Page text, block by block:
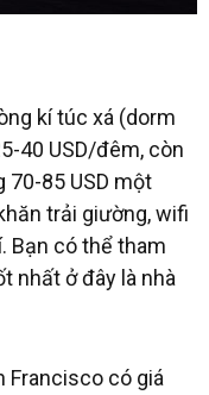
kí túc xá (dorm
40 USD/đêm, còn
70-85 USD một
trải giường, wifi
Bạn có thể tham
nhất ở đây là nhà
Francisco có giá